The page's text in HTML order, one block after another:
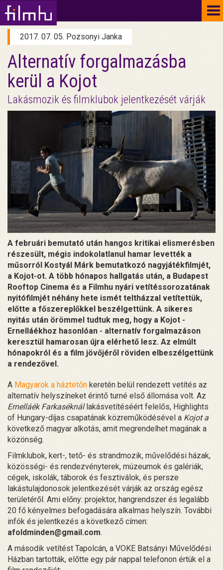
2017. 07. 05. Pozsonyi Janka
Alternatív forgalmazásba
kerül a Kojot
Lakásmozik és filmklubok jelentkezését várják
A februári bemutató után hangos kritikai elismerésben
részesült, mégis indokolatlanul hamar levették a
műsorról Kostyál Márk bemutatkozó nagyjátékfilmjét,
a Kojot-ot. A több hónapos hallgatás után, a Budapest
Rooftop Cinema és a Filmhu nyári vetítéssorozatának
nyitófilmjét néhány hete ismét teltházzal vetítettük,
előtte a főszereplőkkel beszélgettünk. A sikeres
nyitás után örömmel tudtuk meg, hogy a Kojot -
Ernelláékhoz hasonlóan - alternatív forgalmazáson
keresztül hamarosan újra elérhető lesz. Az elmúlt
hónapokról és a film jövőjéről röviden elbeszélgettünk
a rendezővel.
A Magyarok a háztetőn keretén belül rendezett vetítés az
alternatív helyszíneket érintő turné első állomása volt. Az
Ernelláék Farkaséknállakásvetítéséért felelős, Highlights
of Hungary-díjas csapatának közreműködésével a Kojot a
következő magyar alkotás, amit megrendelhet magának a
közönség.
Filmklubok, kert-, tető- és strandmozik, művelődési házak,
közösségi- és rendezvényterek, múzeumok és galériák,
cégek, iskolák, táborok és fesztiválok, és persze
lakástulajdonosok jelentkezését várják az ország egész
területéről. Ami előny: projektor, hangrendszer és legalább
20 fő kényelmes befogadására alkalmas helyszín. További
infók és jelentkezés a következő címen:
afoldminden@gmail.com.
A második vetítést Tapolcán, a VOKE Batsányi Művelődési
Házban tartották, előtte egy pár nappal telefonon értük el a